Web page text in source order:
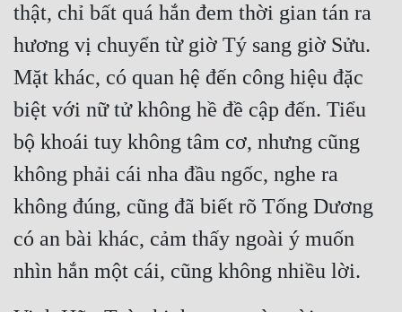
thật, chỉ bất quá hắn đem thời gian tán ra
hương vị chuyển từ giờ Tý sang giờ Sửu.
Mặt khác, có quan hệ đến công hiệu đặc
biệt với nữ tử không hề đề cập đến. Tiểu
bộ khoái tuy không tâm cơ, nhưng cũng
không phải cái nha đầu ngốc, nghe ra
không đúng, cũng đã biết rõ Tống Dương
có an bài khác, cảm thấy ngoài ý muốn
nhìn hắn một cái, cũng không nhiều lời.